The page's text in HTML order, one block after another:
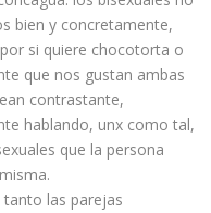
bien y concretamente,
si quiere chocotorta o
que nos gustan ambas
contrastante,
hablando, unx como tal,
que la persona
las parejas